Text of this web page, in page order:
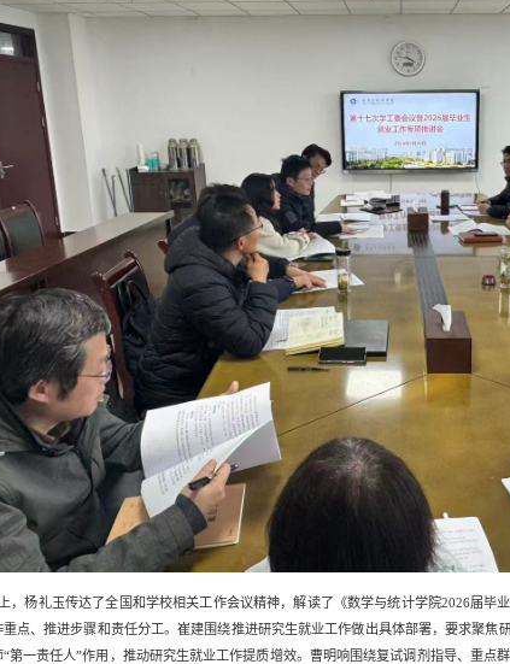
，杨礼玉传达了全国和学校相关工作会议精神，解读了《数学与统计学院2026届毕
点、推进步骤和责任分工。崔建围绕推进研究生就业工作做出具体部署，要求聚焦
“第一责任人”作用，推动研究生就业工作提质增效。曹明响围绕复试调剂指导、重点